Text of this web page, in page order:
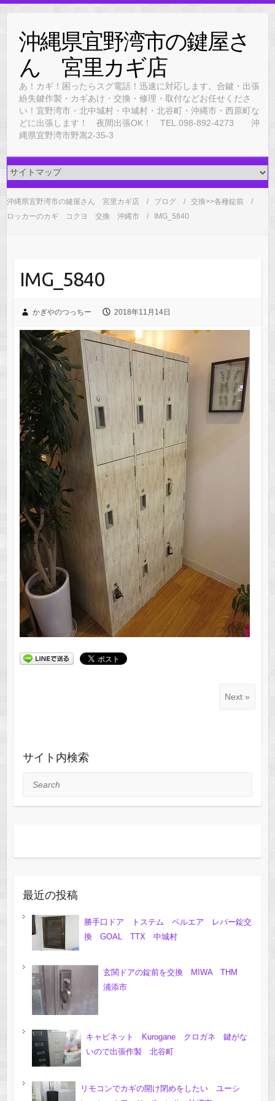
content沖縄県宜野湾市の鍵屋さ
ん 宮里カギ店
あ！カギ！困ったらスグ電話！迅速に対応します。合鍵・出張
紛失鍵作製・カギあけ・交換・修理・取付などお任せくださ
い！宜野湾市・北中城村・中城村・北谷町・沖縄市・西原町な
どに出張します！ 夜間出張OK！ TEL.098-892-4273 沖
縄県宜野湾市野嵩2-35-3
沖縄県宜野湾市の鍵屋さん 宮里カギ店 ブログ
交換>>各種錠前
ロッカーのカギ コクヨ 交換 沖縄市
IMG_5840
IMG_5840
かぎやのつっちー 2018年11月14日
Next »
サイト内検索
Search
最近の投稿
勝手口ドア トステム ベルエア レバー錠交
換 GOAL TTX 中城村
玄関ドアの錠前を交換 MIWA THM
浦添市
キャビネット Kurogane クロガネ 鍵がな
いので出張作製 北谷町
リモコンでカギの開け閉めをしたい ユーシ